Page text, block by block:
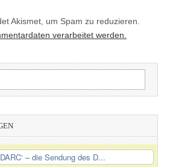
Akismet, um Spam zu reduzieren.
verarbeitet werden.
DARC‘ – die Sendung des D...